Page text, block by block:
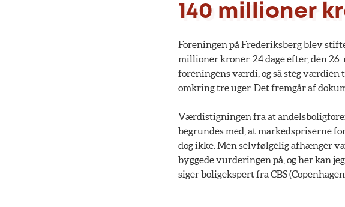
140 millioner
Foreningen på Frederiksberg blev
millioner kroner. 24 dage efter, den
foreningens værdi, og så steg værdien
omkring tre uger. Det fremgår af
Værdistigningen fra at
begrundes med, at markedspriserne
dog ikke. Men selvfølgelig afhænger
byggede vurderingen på, og her kan
siger boligekspert fra CBS